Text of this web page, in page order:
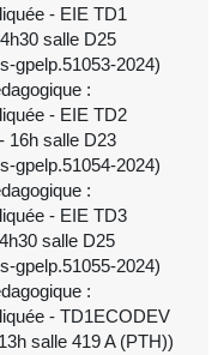
- EIE TD1
salle D25
gpelp.51053-2024)
:
- EIE TD2
16h salle D23
gpelp.51054-2024)
:
- EIE TD3
salle D25
gpelp.51055-2024)
:
- TD1ECODEV
salle 419 A (PTH))